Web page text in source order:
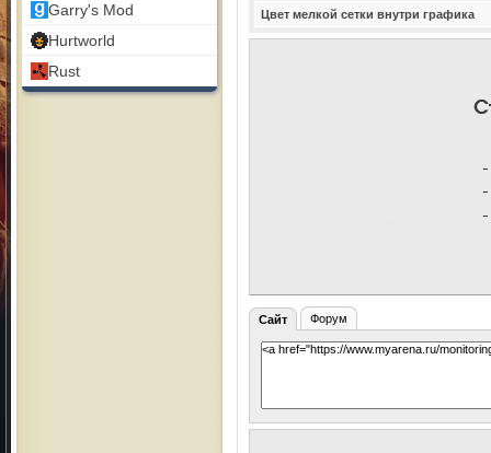
Garry's Mod
Hurtworld
Rust
Цвет мелкой сетки внутри графика
Сайт Форум